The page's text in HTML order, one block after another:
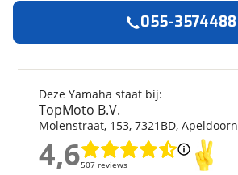
Merk
Yamaha
Model
Tracer 7
Kenteken
Kilometerstand
Bouwjaar
4-2024
Modeljaar
2024
Deze Yamaha staat bij:
TopMoto B.V.
Molenstraat, 153, 7321BD, Apeldoorn
4,6507 reviews
4,6
055-3574488